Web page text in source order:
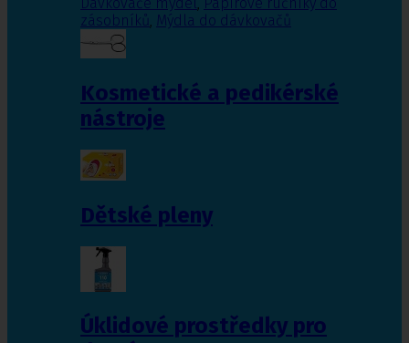
zásobníků, Mýdla do dávkovačů
Kosmetické a pedikérské
nástroje
Dětské pleny
Úklidové prostředky pro